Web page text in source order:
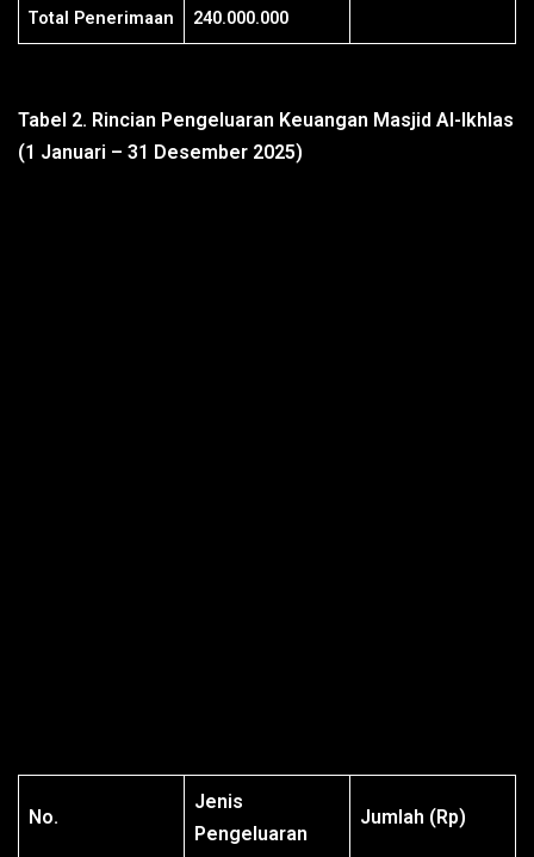
Total Penerimaan 240.000.000
Tabel 2. Rincian Pengeluaran Keuangan Masjid Al-Ikhlas
(1 Januari – 31 Desember 2025)
No.
Jenis
Pengeluaran
Jumlah (Rp)